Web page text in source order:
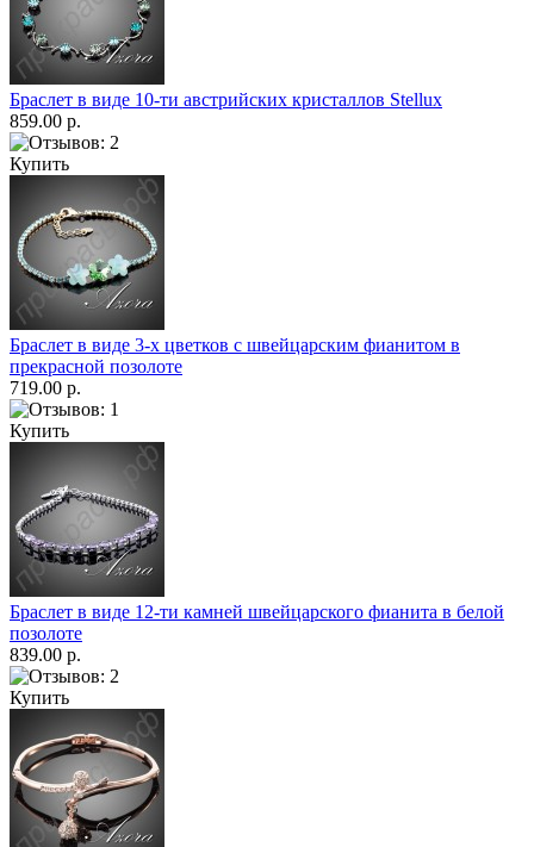
Браслет в виде 10-ти австрийских кристаллов Stellux
859.00 р.
Купить
Браслет в виде 3-х цветков с швейцарским фианитом в
прекрасной позолоте
719.00 р.
Купить
Браслет в виде 12-ти камней швейцарского фианита в белой
позолоте
839.00 р.
Купить